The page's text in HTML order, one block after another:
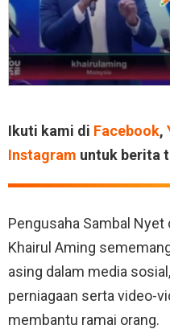
Ikuti kami di Facebook,
Instagram untuk berita
Pengusaha Sambal
Khairul Aming
asing dalam media
perniagaan serta video-
membantu ramai orang.